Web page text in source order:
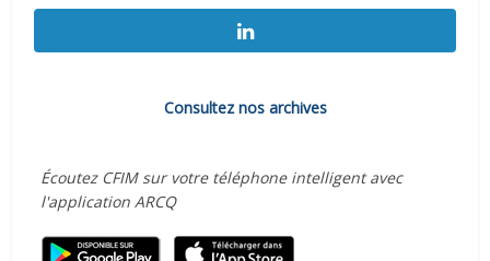
Consultez nos archives
Écoutez CFIM sur votre téléphone intelligent avec
l'application ARCQ